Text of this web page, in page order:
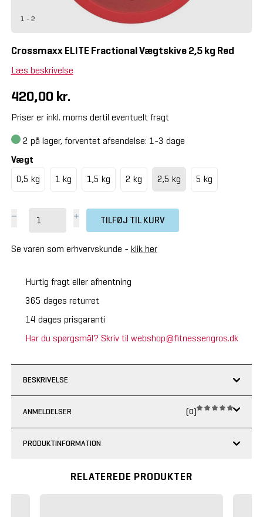
1 - 2
Crossmaxx ELITE Fractional Vægtskive 2,5 kg Red
Læs beskrivelse
420,00 kr.
Priser er inkl. moms dertil eventuelt fragt
2 på lager, forventet afsendelse: 1-3 dage
Vægt
0,5 kg
1 kg 1,5 kg 2 kg 2,5 kg 5 kg
TILFØJ TIL KURV
Se varen som erhvervskunde - klik her
Hurtig fragt eller afhentning
365 dages returret
14 dages prisgaranti
Har du spørgsmål? Skriv til webshop@fitnessengros.dk
BESKRIVELSE
ANMELDELSER (0)
PRODUKTINFORMATION
RELATEREDE PRODUKTER